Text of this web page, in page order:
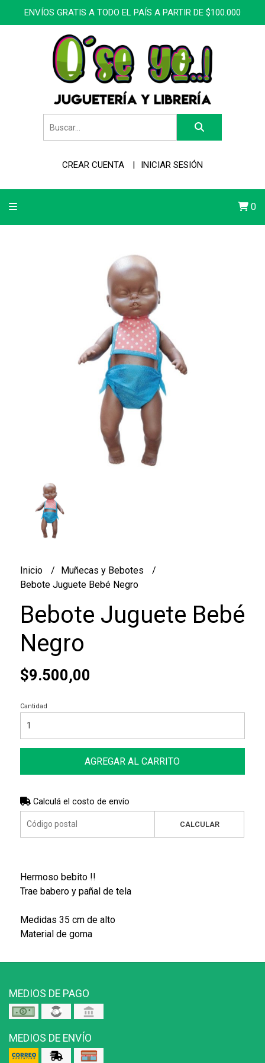
ENVÍOS GRATIS A TODO EL PAÍS A PARTIR DE $100.000
CREAR CUENTA INICIAR SESIÓN
0
Inicio
Muñecas y Bebotes
Bebote Juguete Bebé Negro
Bebote Juguete Bebé
Negro
$9.500,00
Cantidad
AGREGAR AL CARRITO
Calculá el costo de envío
CALCULAR
Hermoso bebito !!
Trae babero y pañal de tela
Medidas 35 cm de alto
Material de goma
MEDIOS DE PAGO
MEDIOS DE ENVÍO